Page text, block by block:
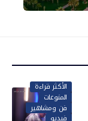
الأكثر قراءة
المنوعات
فن ومشاهير
فيديو